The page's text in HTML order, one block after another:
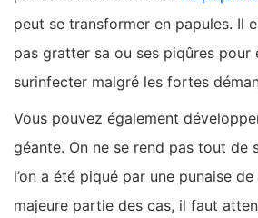
peut se transformer en papules. Il
pas gratter sa ou ses piqûres pour
surinfecter malgré les fortes
Vous pouvez également
géante. On ne se rend pas tout de
l’on a été piqué par une punaise
majeure partie des cas, il faut